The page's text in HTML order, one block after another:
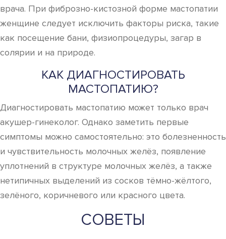
врача. При фиброзно-кистозной форме мастопатии
женщине следует исключить факторы риска, такие
как посещение бани, физиопроцедуры, загар в
солярии и на природе.
КАК ДИАГНОСТИРОВАТЬ
МАСТОПАТИЮ?
Диагностировать мастопатию может только врач
акушер-гинеколог. Однако заметить первые
симптомы можно самостоятельно: это болезненность
и чувствительность молочных желёз, появление
уплотнений в структуре молочных желёз, а также
нетипичных выделений из сосков тёмно-жёлтого,
зелёного, коричневого или красного цвета.
СОВЕТЫ